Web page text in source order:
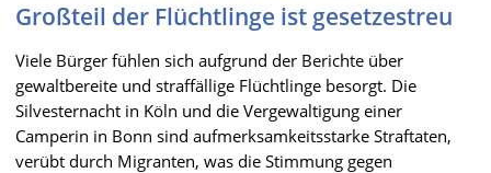
Großteil der Flüchtlinge ist gesetzestreu
Viele Bürger fühlen sich aufgrund der Berichte über
gewaltbereite und straffällige Flüchtlinge besorgt. Die
Silvesternacht in Köln und die Vergewaltigung einer
Camperin in Bonn sind aufmerksamkeitsstarke Straftaten,
verübt durch Migranten, was die Stimmung gegen